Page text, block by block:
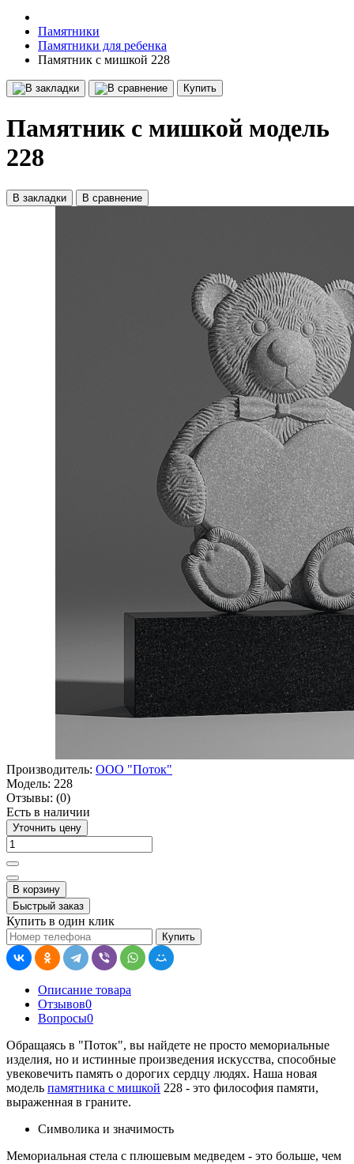
Памятники
Памятники для ребенка
Памятник с мишкой 228
Купить
Памятник с мишкой модель
228
В закладки В сравнение
Производитель: ООО "Поток"
Модель: 228
Отзывы: (0)
Есть в наличии
Уточнить цену
В корзину
Быстрый заказ
Купить в один клик
Купить
Описание товара
Отзывов0
Вопросы0
Обращаясь в "Поток", вы найдете не просто мемориальные
изделия, но и истинные произведения искусства, способные
увековечить память о дорогих сердцу людях. Наша новая
модель памятника с мишкой 228 - это философия памяти,
выраженная в граните.
Символика и значимость
Мемориальная стела с плюшевым медведем - это больше, чем